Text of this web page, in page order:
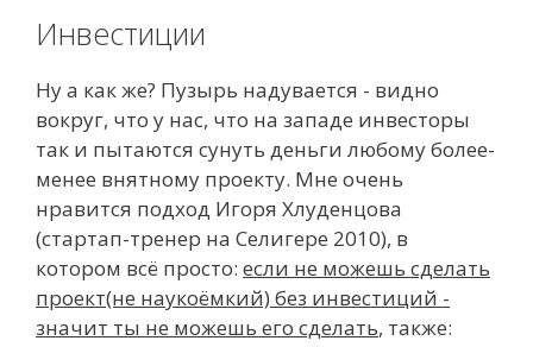
Инвестиции
Ну а как же? Пузырь надувается - видно
вокруг, что у нас, что на западе инвесторы
так и пытаются сунуть деньги любому более-
менее внятному проекту. Мне очень
нравится подход Игоря Хлуденцова
(стартап-тренер на Селигере 2010), в
котором всё просто: если не можешь сделать
проект(не наукоёмкий) без инвестиций -
значит ты не можешь его сделать, также: